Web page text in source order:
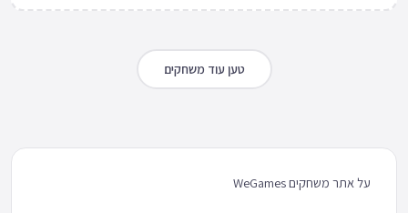
טען עוד משחקים
על אתר משחקים WeGames